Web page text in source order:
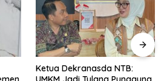
Ketua Dekranasda NTB: